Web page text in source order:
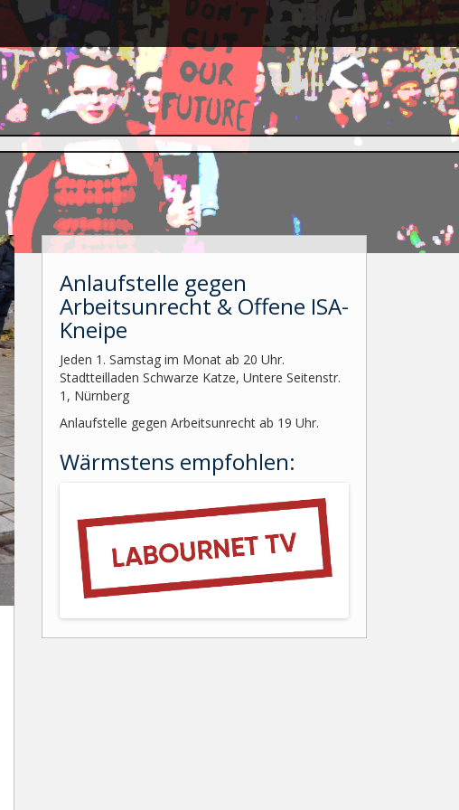
Anlaufstelle gegen
Arbeitsunrecht & Offene ISA-
Kneipe
Jeden 1. Samstag im Monat ab 20 Uhr.
Stadtteilladen Schwarze Katze, Untere Seitenstr.
1, Nürnberg
Anlaufstelle gegen Arbeitsunrecht ab 19 Uhr.
Wärmstens empfohlen: